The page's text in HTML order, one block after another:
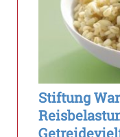
Stiftung